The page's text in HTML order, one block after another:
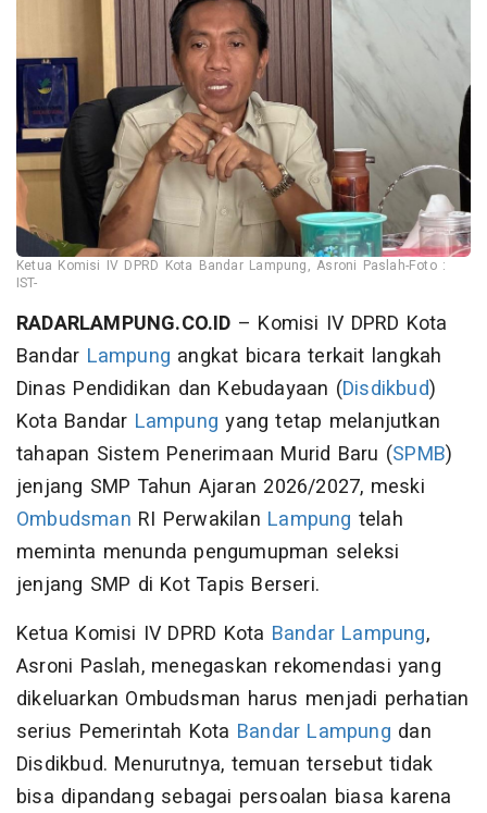
Ketua Komisi IV DPRD Kota Bandar Lampung, Asroni Paslah-Foto :
IST-
RADARLAMPUNG.CO.ID – Komisi IV DPRD Kota
Bandar Lampung angkat bicara terkait langkah
Dinas Pendidikan dan Kebudayaan (Disdikbud)
Kota Bandar Lampung yang tetap melanjutkan
tahapan Sistem Penerimaan Murid Baru (SPMB)
jenjang SMP Tahun Ajaran 2026/2027, meski
Ombudsman RI Perwakilan Lampung telah
meminta menunda pengumupman seleksi
jenjang SMP di Kot Tapis Berseri.
Ketua Komisi IV DPRD Kota Bandar Lampung,
Asroni Paslah, menegaskan rekomendasi yang
dikeluarkan Ombudsman harus menjadi perhatian
serius Pemerintah Kota Bandar Lampung dan
Disdikbud. Menurutnya, temuan tersebut tidak
bisa dipandang sebagai persoalan biasa karena